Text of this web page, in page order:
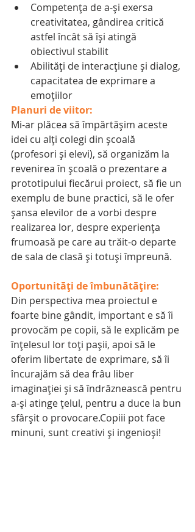
Competența de a-și exersa
creativitatea, gândirea critică
astfel încât să își atingă
obiectivul stabilit
Abilități de interacțiune și dialog,
capacitatea de exprimare a
emoțiilor
Planuri de viitor:
Mi-ar plăcea să împărtășim aceste
idei cu alți colegi din școală
(profesori și elevi), să organizăm la
revenirea în școală o prezentare a
prototipului fiecărui proiect, să fie un
exemplu de bune practici, să le ofer
șansa elevilor de a vorbi despre
realizarea lor, despre experiența
frumoasă pe care au trăit-o departe
de sala de clasă și totuși împreună.
Oportunități de îmbunătățire:
Din perspectiva mea proiectul e
foarte bine gândit, important e să îi
provocăm pe copii, să le explicăm pe
înțelesul lor toți pașii, apoi să le
oferim libertate de exprimare, să îi
încurajăm să dea frâu liber
imaginației și să îndrăznească pentru
a-și atinge țelul, pentru a duce la bun
sfârșit o provocare.Copiii pot face
minuni, sunt creativi și ingenioși!